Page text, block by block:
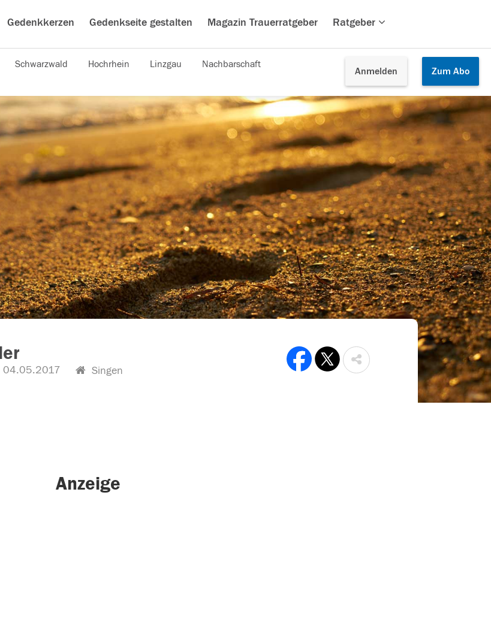
Gedenkkerzen Gedenkseite gestalten Magazin Trauerratgeber Ratgeber
Anmelden Zum Abo
Schwarzwald Hochrhein Linzgau Nachbarschaft
04.05.2017 Singen
Anzeige